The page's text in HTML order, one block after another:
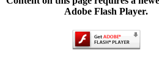
Adobe Flash Player.